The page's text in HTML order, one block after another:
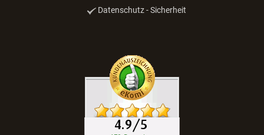
Datenschutz - Sicherheit